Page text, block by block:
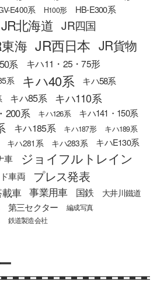
E400系 H100形 HB-E300系
JR北海道 JR四国
海 JR西日本 JR貨物
系 キハ11・25・75形
系 キハ40系 キハ58系
キハ85系 キハ110系
200系 キハ126系 キハ141・150系
キハ185系 キハ187形
キハ189系
キハ281系 キハ283系
キハE130系
車 ジョイフルトレイン
車両 プレス発表
車 事業用車 国鉄 大井川鐵道
第三セクター 編成写真
鉄道製造会社